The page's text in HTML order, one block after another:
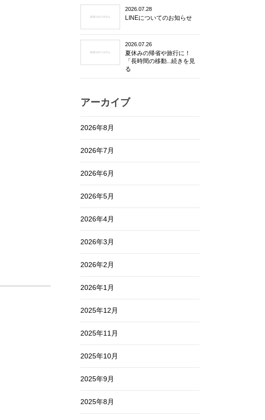
2026.07.28
LINEについてのお知らせ
2026.07.26
夏休みの帰省や旅行に！
「長時間の移動...続きを見
る
アーカイブ
2026年8月
2026年7月
2026年6月
2026年5月
2026年4月
2026年3月
2026年2月
2026年1月
2025年12月
2025年11月
2025年10月
2025年9月
2025年8月